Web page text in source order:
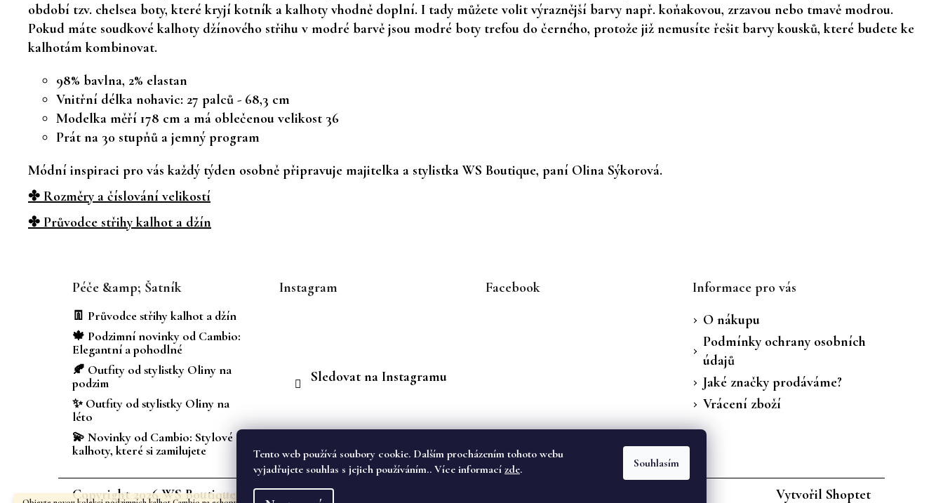
Tento web používá soubory cookie. Dalším procházením tohoto webu
vyjadřujete souhlas s jejich používáním.. Více informací zde. Souhlasím
období tzv. chelsea boty, které kryjí kotník a kalhoty vhodně doplní. I tady můžete volit výraznější barvy např. koňakovou, zrzavou nebo tmavě modrou.
Pokud máte soudkové kalhoty džínového střihu v modré barvě jsou modré boty trefou do černého, protože již nemusíte řešit barvy kousků, které budete ke
kalhotám kombinovat.
98% bavlna, 2% elastan
Vnitřní délka nohavic: 27 palců - 68,3 cm
Modelka měří 178 cm a má oblečenou velikost 36
Prát na 30 stupňů a jemný program
Módní inspiraci pro vás každý týden osobně připravuje majitelka a stylistka WS Boutique, paní Olina Sýkorová.
✤ Rozměry a číslování velikostí
✤ Průvodce střihy kalhot a džín
Péče &amp; Šatník
👖 Průvodce střihy kalhot a džín
🍁 Podzimní novinky od Cambio:
Elegantní a pohodlné
🍂 Outfity od stylistky Oliny na
podzim
✨ Outfity od stylistky Oliny na
léto
💫 Novinky od Cambio: Stylové
kalhoty, které si zamilujete
Instagram
Sledovat na Instagramu
Facebook
Informace pro vás
O nákupu
Podmínky ochrany osobních
údajů
Jaké značky prodáváme?
Vrácení zboží
Vytvořil Shoptet
Copyright 2026WS Boutique. Všechna práva vyhrazena.